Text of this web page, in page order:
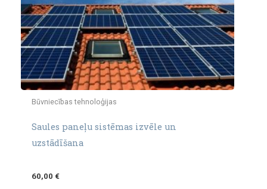
Būvniecības tehnoloģijas
Saules paneļu sistēmas izvēle un
uzstādīšana
60,00 €